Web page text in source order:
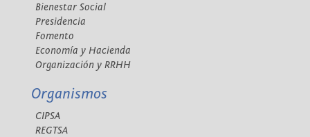
Bienestar Social
Presidencia
Fomento
Economía y Hacienda
Organización y RRHH
Organismos
CIPSA
REGTSA